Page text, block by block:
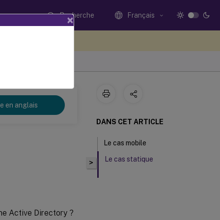
Recherche Français
en anglais
Active Directory ?
>
DANS CET ARTICLE
Le cas mobile
Le cas statique
×